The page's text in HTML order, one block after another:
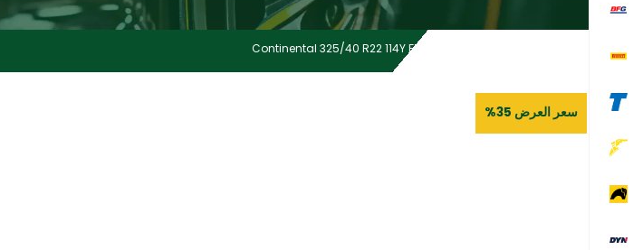
Continental 325/40 R22 114Y FR EC6Q MO SIL
سعر العرض 35%